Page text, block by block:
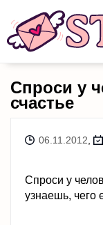
Спроси у
счастье
06.11.2012
Спроси у
узнаешь, чего